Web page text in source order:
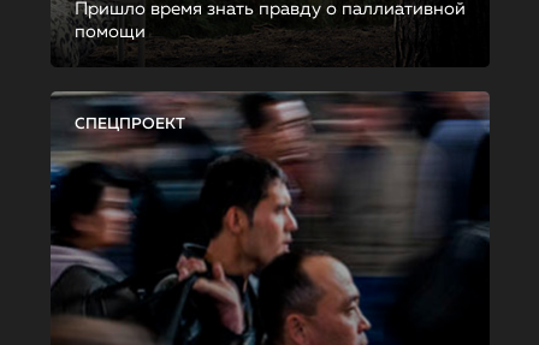
Пришло время знать правду о паллиативной
помощи
СПЕЦПРОЕКТ